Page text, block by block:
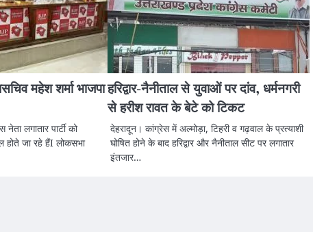
महेश शर्मा भाजपा
लगातार पार्टी को
होते जा रहे हैंI लोकसभा
हरिद्वार-नैनीताल से युवाओं पर दांव, धर्मनगरी
से हरीश रावत के बेटे को टिकट
देहरादून। कांग्रेस में अल्मोड़ा, टिहरी व गढ़वाल के प्रत्याशी
घोषित होने के बाद हरिद्वार और नैनीताल सीट पर लगातार
इंतजार…